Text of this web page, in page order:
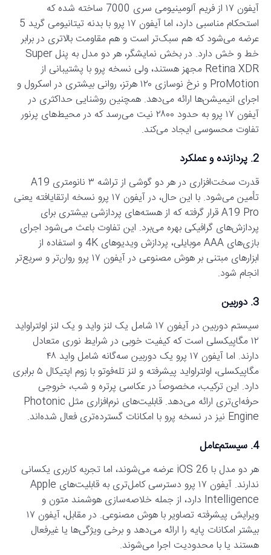
آیفون ۱۷ از فریم آلومینیومی سری 7000 ساخته شده که
استحکام مناسبی دارد، اما آیفون ۱۷ پرو با بدنه تیتانیومی گرید 5
عرضه می‌شود که هم سبک‌تر است و هم مقاومت بالاتری در برابر
خط و خش دارد. در بخش نمایشگر، هر دو مدل به پنل Super
Retina XDR مجهز هستند، ولی نسخه پرو با پشتیبانی از
ProMotion و نرخ نوسازی ۱۲۰ هرتز، روانی بیشتری در اسکرول و
اجرای انیمیشن‌ها ارائه می‌دهد. همچنین روشنایی حداکثری در
آیفون ۱۷ پرو به حدود ۲۸۰۰ نیت می‌رسد که در محیط‌های پرنور
تفاوت محسوسی ایجاد می‌کند.
2. پردازنده و عملکرد
قدرت سخت‌افزاری در هر دو گوشی از تراشه ۳ نانومتری A19
تأمین می‌شود. با این حال، در آیفون ۱۷ پرو نسخه ارتقایافته یعنی
A19 Pro قرار گرفته که از هسته‌های پردازشی بیشتری برای
پردازش‌های گرافیکی بهره می‌برد. این تفاوت باعث می‌شود اجرای
بازی‌های AAA موبایلی، پردازش ویدیوهای 4K و استفاده از
ابزارهای مبتنی بر هوش مصنوعی در آیفون ۱۷ پرو روان‌تر و سریع‌تر
انجام شود.
3. دوربین
سیستم دوربین در آیفون ۱۷ شامل یک لنز واید و یک لنز اولتراواید
۱۲ مگاپیکسلی است که کیفیت خوبی در شرایط نوری متعادل
دارند. اما آیفون ۱۷ پرو یک دوربین سه‌گانه شامل واید ۴۸
مگاپیکسلی، اولتراواید پیشرفته و لنز تله‌فوتو با زوم اپتیکال ۵ برابری
دارد. این ترکیب، مخصوصاً در عکاسی پرتره و شب، خروجی
حرفه‌ای‌تری ارائه می‌دهد. قابلیت‌های نرم‌افزاری مثل Photonic
Engine نیز در نسخه پرو با امکانات گسترده‌تری فعال شده‌اند.
4. سیستم‌عامل
هر دو مدل با iOS 26 عرضه می‌شوند، اما تجربه کاربری یکسانی
ندارند. آیفون ۱۷ پرو دسترسی کامل‌تری به قابلیت‌های Apple
Intelligence دارد، از جمله خلاصه‌سازی هوشمند متون و
ویرایش پیشرفته تصاویر با هوش مصنوعی. در مقابل، آیفون ۱۷
بیشتر امکانات پایه را ارائه می‌دهد و برخی ویژگی‌ها یا غیرفعال
هستند یا با محدودیت اجرا می‌شوند.